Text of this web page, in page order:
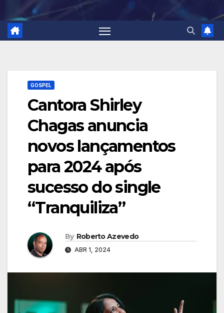
GOSPEL
Cantora Shirley
Chagas anuncia
novos lançamentos
para 2024 após
sucesso do single
“Tranquiliza”
By Roberto Azevedo
ABR 1, 2024